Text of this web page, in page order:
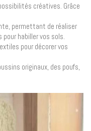
créatives. Grâce
permettant de réaliser
habiller vos sols.
pour décorer vos
originaux, des poufs,